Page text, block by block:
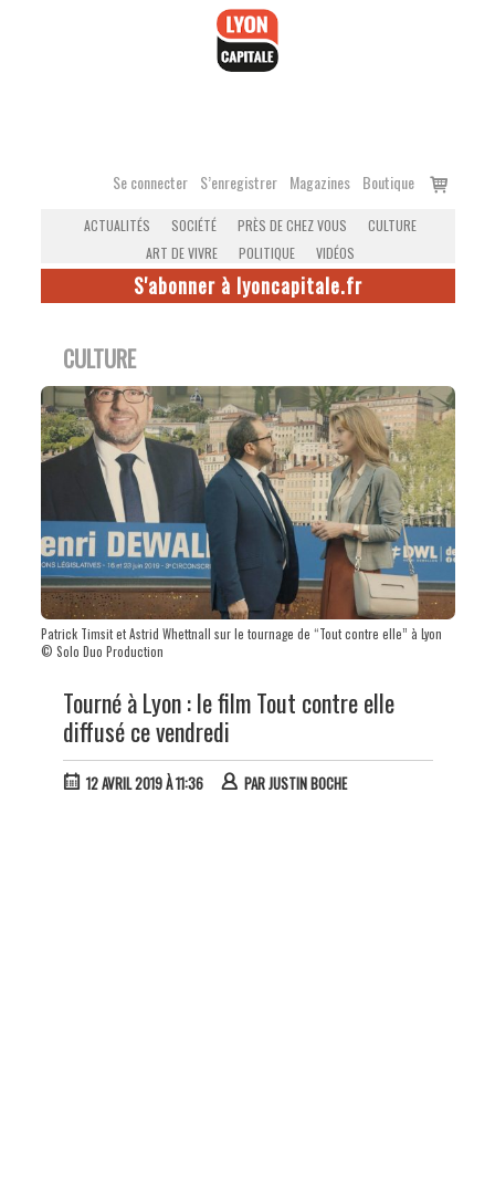
Se connecter S’enregistrer Magazines Boutique
Voir
ACTUALITÉS SOCIÉTÉ PRÈS DE CHEZ VOUS
CULTURE
ART DE VIVRE
POLITIQUE VIDÉOS
S'abonner à lyoncapitale.fr
CULTURE
Patrick Timsit et Astrid Whettnall sur le tournage de “Tout contre elle” à Lyon
© Solo Duo Production
Tourné à Lyon : le film Tout contre elle
diffusé ce vendredi
12 AVRIL 2019 À 11:36 PARJUSTIN BOCHE